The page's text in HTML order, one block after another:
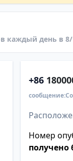
каждый день в
+86
Номер
получено